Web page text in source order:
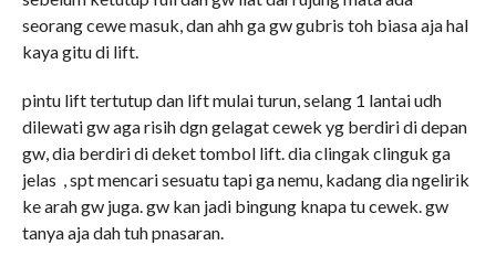
seorang cewe masuk, dan ahh ga gw gubris toh biasa aja hal
kaya gitu di lift.
pintu lift tertutup dan lift mulai turun, selang 1 lantai udh
dilewati gw aga risih dgn gelagat cewek yg berdiri di depan
gw, dia berdiri di deket tombol lift. dia clingak clinguk ga
jelas , spt mencari sesuatu tapi ga nemu, kadang dia ngelirik
ke arah gw juga. gw kan jadi bingung knapa tu cewek. gw
tanya aja dah tuh pnasaran.